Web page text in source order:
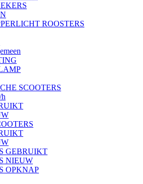
ROOSTERS
SCOOTERS
GEBRUIKT
NIEUW
OPKNAP